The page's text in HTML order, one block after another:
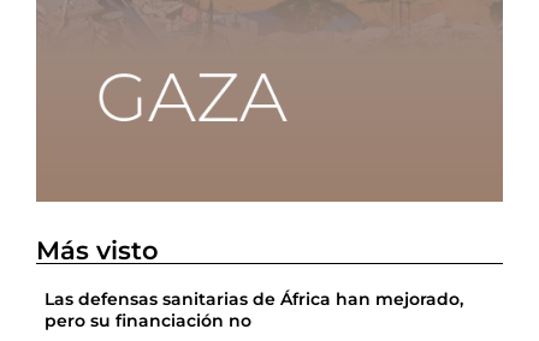
Más visto
Las defensas sanitarias de África han mejorado,
pero su financiación no